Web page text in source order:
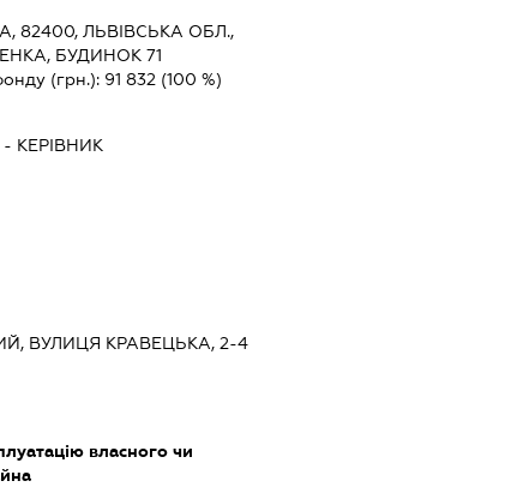
82400, ЛЬВІВСЬКА ОБЛ.,
БУДИНОК 71
(грн.): 91 832 (100 %)
- КЕРІВНИК
ВУЛИЦЯ КРАВЕЦЬКА, 2-4
власного чи